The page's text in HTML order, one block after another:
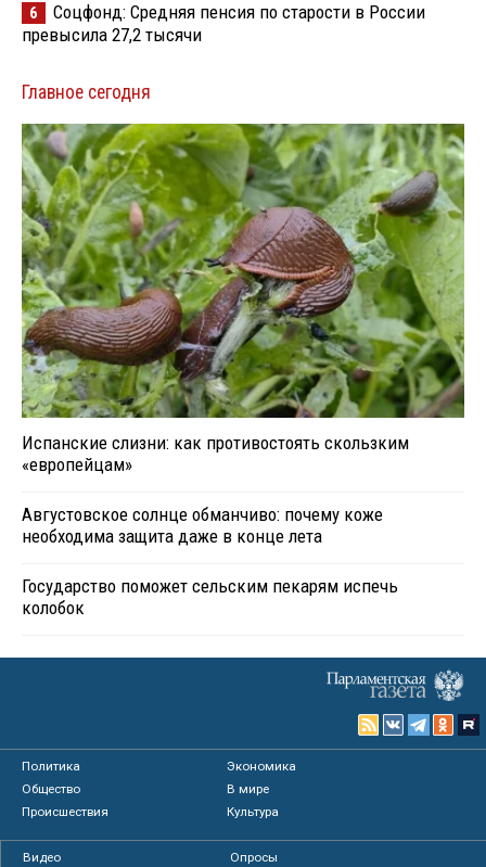
6
Соцфонд: Средняя пенсия по старости в России
превысила 27,2 тысячи
Главное сегодня
Испанские слизни: как противостоять скользким
«европейцам»
Августовское солнце обманчиво: почему коже
необходима защита даже в конце лета
Государство поможет сельским пекарям испечь
колобок
Политика
Экономика
Общество
В мире
Происшествия
Культура
Видео
Опросы